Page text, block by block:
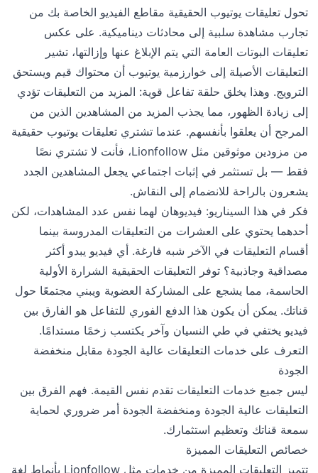
تحول تعليقات يوتيوب الحقيقية مقاطع الفيديو الخاصة بك من
تجارب مشاهدة سلبية إلى محادثات ديناميكية. على عكس
تعليقات البوتات العامة التي يتم الإبلاغ عنها وإزالتها، تشير
التعليقات الأصيلة إلى خوارزمية يوتيوب أن محتواك قيم ويستحق
الترويج. وهذا يخلق حلقة تفاعل قوية: المزيد من التعليقات تؤدي
إلى زيادة الظهور، مما يجذب المزيد من المشاهدين الذين من
المرجح أن يعلقوا بأنفسهم. عندما تشتري تعليقات يوتيوب حقيقية
من مزودين موثوقين مثل Lionfollow، فأنت لا تشتري نصًا
فقط — بل تستثمر في إثبات اجتماعي يجعل المشاهدين الجدد
يشعرون بالراحة للانضمام إلى النقاش.
فكر في هذا السيناريو: فيديوهان لهما نفس عدد المشاهدات، لكن
أحدهما يحتوي على العشرات من التعليقات المدروسة بينما
أقسام التعليقات في الآخر شبه فارغة. أي فيديو يبدو أكثر
مصداقية وجاذبية؟ توفر التعليقات الحقيقية الشرارة الأولية
الحاسمة، مما يشجع على المشاركة العضوية ويبني مجتمعًا حول
قناتك. يمكن أن يكون هذا الدفع الفوري للتفاعل هو الفارق بين
فيديو يختفي في طي النسيان وآخر يكتسب زخمًا مستدامًا.
التعرف على خدمات التعليقات عالية الجودة مقابل منخفضة
الجودة
ليس جميع خدمات التعليقات تقدم نفس القيمة. فهم الفرق بين
التعليقات عالية الجودة ومنخفضة الجودة أمر ضروري لحماية
سمعة قناتك وتعظيم استثمارك.
خصائص التعليقات المميزة
تتميز التعليقات المميزة من خدمات مثل Lionfollow بأنماط لغة